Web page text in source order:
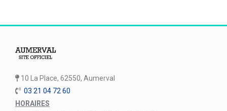
10 La Place, 62550, Aumerval
03 21 04 72 60
HORAIRES